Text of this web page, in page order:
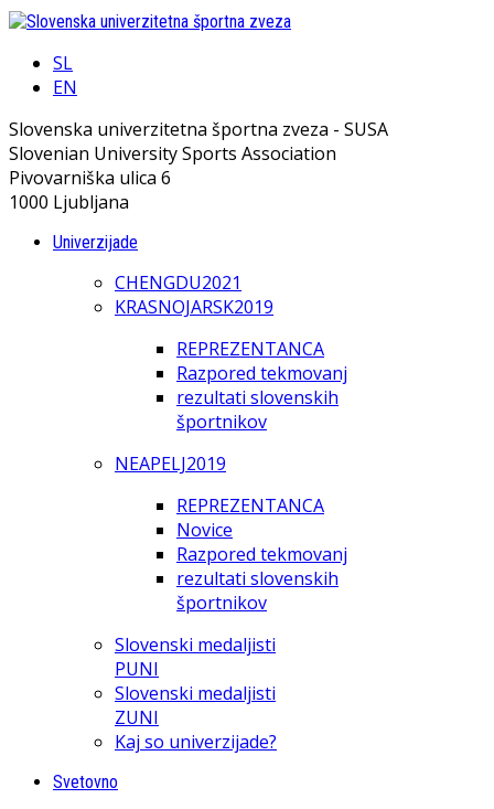
SL
EN
Slovenska univerzitetna športna zveza - SUSA
Slovenian University Sports Association
Pivovarniška ulica 6
1000 Ljubljana
Univerzijade
CHENGDU2021
KRASNOJARSK2019
REPREZENTANCA
Razpored tekmovanj
rezultati slovenskih
športnikov
NEAPELJ2019
REPREZENTANCA
Novice
Razpored tekmovanj
rezultati slovenskih
športnikov
Slovenski medaljisti
PUNI
Slovenski medaljisti
ZUNI
Kaj so univerzijade?
Svetovno